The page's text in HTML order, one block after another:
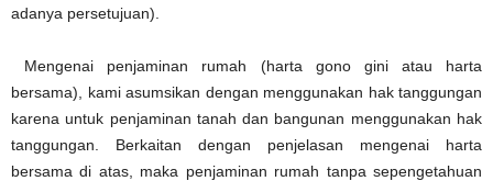
adanya persetujuan).
Mengenai penjaminan rumah (harta gono gini atau harta
bersama), kami asumsikan dengan menggunakan hak tanggungan
karena untuk penjaminan tanah dan bangunan menggunakan hak
tanggungan. Berkaitan dengan penjelasan mengenai harta
bersama di atas, maka penjaminan rumah tanpa sepengetahuan